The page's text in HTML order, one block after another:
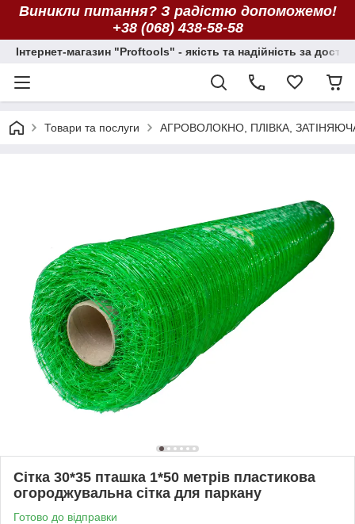
Виникли питання? З радістю допоможемо!
+38 (068) 438-58-58
Інтернет-магазин "Proftools" - якість та надійність за
Товари та послуги АГРОВОЛОКНО, ПЛІВКА,
Сітка 30*35 пташка 1*50 метрів пластикова
огороджувальна сітка для паркану
Готово до відправки